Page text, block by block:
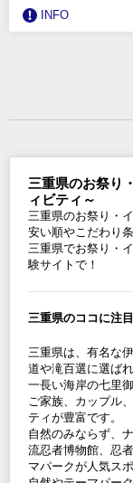
INFO
三重県のお祭り
ィビティ～
三重県のお祭り・
安い順やこだわり
三重県でお祭り・
験サイトで！
三重県のココに注目
三重県は、有名な
道や滝百選に選ば
一長い海岸の七里
ご家族、カップル
ティが豊富です。
自然のみならず、
流忍者博物館、忍
マパークが人気ス